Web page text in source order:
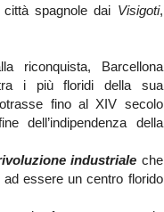
spagnole dai Visigoti,
riconquista, Barcellona
i più floridi della sua
fino al XIV secolo
dell’indipendenza della
industriale che
ad essere un centro florido